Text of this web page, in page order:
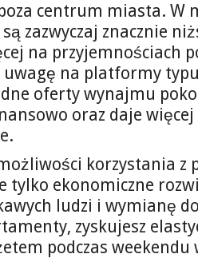
centrum miasta. W
zazwyczaj znacznie
na przyjemnościach
na platformy
oferty wynajmu
oraz daje
korzystania z
tylko ekonomiczne
ludzi i wymianę
zyskujesz
podczas